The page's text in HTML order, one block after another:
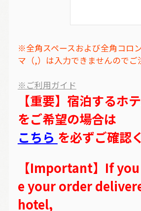
※全角スペースおよび全角コロ
マ（,）は入力できませんのでご
※ご利用ガイド
【重要】宿泊するホ
をご希望の場合は
こちら を必ずご確認
【Important】If
e your order
hotel,